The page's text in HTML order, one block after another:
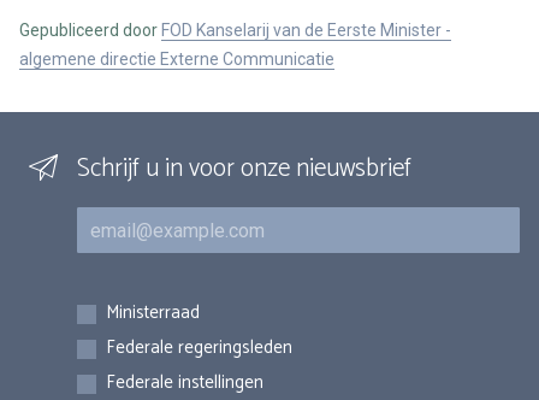
Gepubliceerd door FOD Kanselarij van de Eerste Minister -
algemene directie Externe Communicatie
Schrijf u in voor onze nieuwsbrief
E-mail
Inschrijvingen
Ministerraad
Federale regeringsleden
Federale instellingen